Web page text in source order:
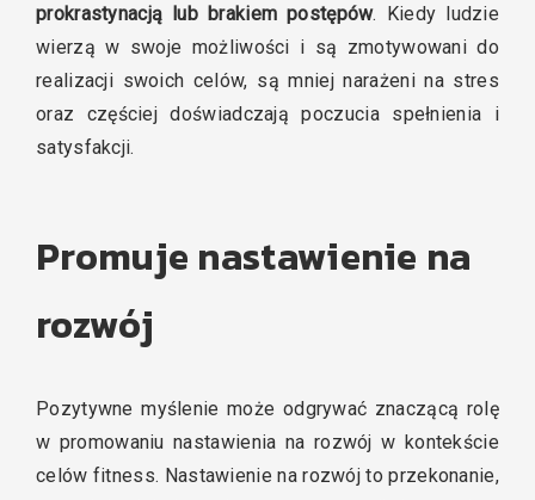
prokrastynacją lub brakiem postępów. Kiedy ludzie
wierzą w swoje możliwości i są zmotywowani do
realizacji swoich celów, są mniej narażeni na stres
oraz częściej doświadczają poczucia spełnienia i
satysfakcji.
Promuje nastawienie na
rozwój
Pozytywne myślenie może odgrywać znaczącą rolę
w promowaniu nastawienia na rozwój w kontekście
celów fitness. Nastawienie na rozwój to przekonanie,